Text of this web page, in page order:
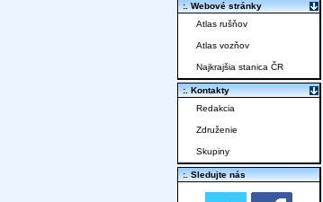
:. Webové stránky
Atlas rušňov
Atlas vozňov
Najkrajšia stanica ČR
:. Kontakty
Redakcia
Združenie
Skupiny
:. Sledujte nás